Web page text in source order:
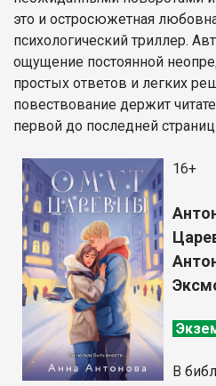
это и остросюжетная
психологический триллер.
ощущение постоянной
простых ответов и легких
повествование держит
первой до последней
16+
В